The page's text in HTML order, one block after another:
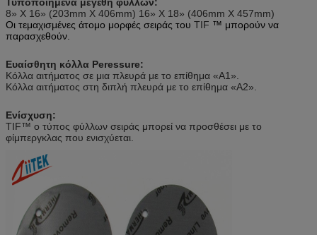
8» Χ 16» (203mm X 406mm) 16» Χ 18» (406mm X 457mm)
Οι τεμαχισμένες άτομο μορφές σειράς του TIF ™ μπορούν να
παρασχεθούν.
Ευαίσθητη κόλλα Peressure:
Κόλλα αιτήματος σε μια πλευρά με το επίθημα «Α1».
Κόλλα αιτήματος στη διπλή πλευρά με το επίθημα «A2».
Ενίσχυση:
TIF™ ο τύπος φύλλων σειράς μπορεί να προσθέσει με το
φίμπεργκλας που ενισχύεται.